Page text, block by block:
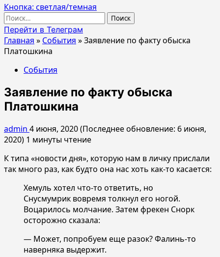
Кнопка: светлая/темная
Найти:
Перейти в Телеграм
Главная » События »Заявление по факту обыска
Платошкина
События
Заявление по факту обыска
Платошкина
admin 4 июня, 2020 (Последнее обновление: 6 июня,
2020) 1 минуты чтение
К типа «новости дня», которую нам в личку прислали
так много раз, как будто она нас хоть как-то касается:
Хемуль хотел что-то ответить, но
Снусмумрик вовремя толкнул его ногой.
Воцарилось молчание. Затем фрекен Снорк
осторожно сказала:
— Может, попробуем еще разок? Фалинь-то
наверняка выдержит.